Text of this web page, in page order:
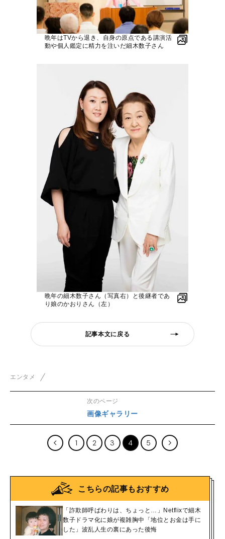
晩年はTVから退き、自身の原点である講演活
動や個人鑑定に精力を注いだ細木数子さん
晩年の細木数子さん（写真右）と後継者であ
り娘のかおりさん（左）
記事本文に戻る
エンタメ
次のページ
画像ギャラリー
1 2 3 4 5
こちらの記事もおすすめ
「詐欺師呼ばわりは、ちょっと…」Netflixで細木
数子ドラマ化に娘が複雑胸中「地位とお金は手に
した」波乱人生の裏にあった後悔